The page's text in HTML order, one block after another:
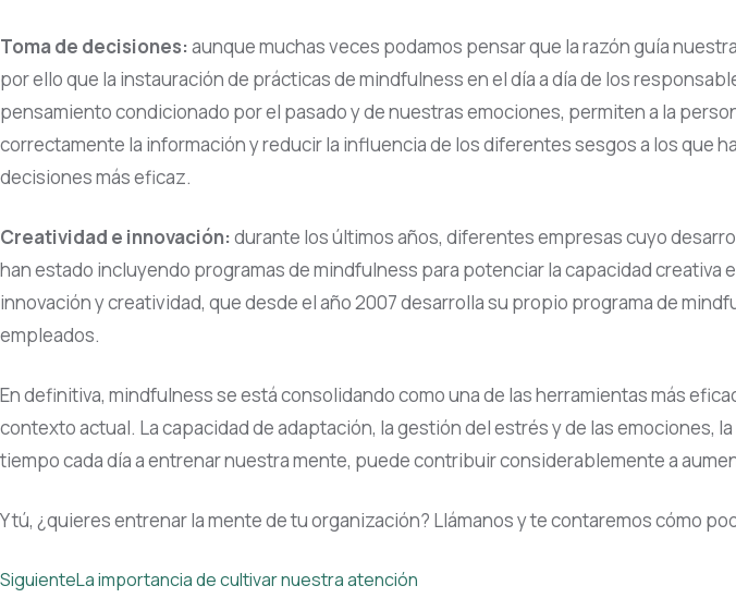
Toma de decisiones:aunque muchas veces podamos pensar que la razón guía
por ello que la instauración de prácticas de mindfulness en el día a día de los
pensamiento condicionado por el pasado y de nuestras emociones, permiten a la
correctamente la información y reducir la influencia de los diferentes sesgos a los que
decisiones más eficaz.
Creatividad e innovación:durante los últimos años, diferentes empresas cuyo
han estado incluyendo programas de mindfulness para potenciar la capacidad
innovación y creatividad, que desde el año 2007 desarrolla su propio programa de
empleados.
En definitiva, mindfulness se está consolidando como una de las herramientas más
contexto actual. La capacidad de adaptación, la gestión del estrés y de las
tiempo cada día a entrenar nuestra mente, puede contribuir considerablemente a
Y tú, ¿quieres entrenar la mente de tu organización? Llámanos y te contaremos cómo
SiguienteLa importancia de cultivar nuestra atención